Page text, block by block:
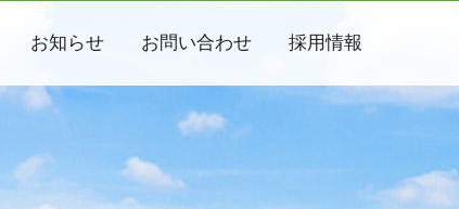
お知らせ お問い合わせ 採用情報